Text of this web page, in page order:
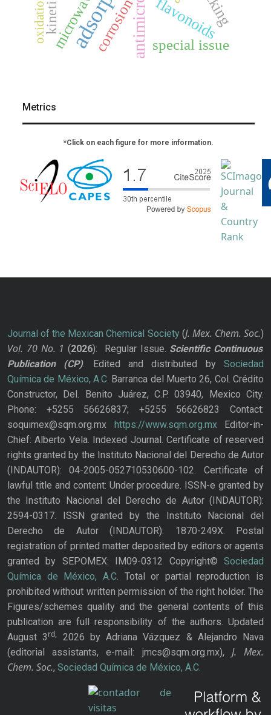
flavonoids
microwavecorrosion special issue
kinetics
oxidation
Metrics
*Click on each figure for more information.
Journal of the Mexican Chemical Society(J. Mex. Chem. Soc.)
Vol. 70 No. 1 (2026): Regular Issue. Scientific Continuous
Publication
(CP). Edited and distributed bySociedad
Química de México, A.C. Barranca del Muerto 26, Col. Crédito
Constructor, Del. Benito Juárez, C.P. 03940, Mexico City.
Phone: +5255 56626837; +5255 56626823 Contact:
soquimex@sqm.org.mx https://www.sqm.org.mxEditor-in-
Chief: Alberto Vela. Indexed Journal. Certificate of reserved
rights granted by the Instituto Nacional del Derecho de Autor
(INDAUTOR): 04-2005-052710530600-102. Certificate of
lawful title and content: Under procedure. ISSN-e granted by
the Instituto Nacional del Derecho de Autor (INDAUTOR):
2594-0317. ISSN granted by the Instituto Nacional del
Derecho de Autor (INDAUTOR): 1870-249X. Postal
registration of printed matter deposited by editors or agents
granted by SEPOMEX: IM09-0312 Copyright© Sociedad
Química de México, A.C. Total or partial reproduction is
prohibited without written permission of the right holder. The
Figures/schemes quality and the general contents of this
publication are full responsibility of the authors. Updated
August 3rd,
2026 by Adriana Vázquez & Alejandro Nava
(editorial assistants, e-mail: jmcs@sqm.org.mx), J. Mex.
Chem. Soc., Sociedad Química de México, A.C.